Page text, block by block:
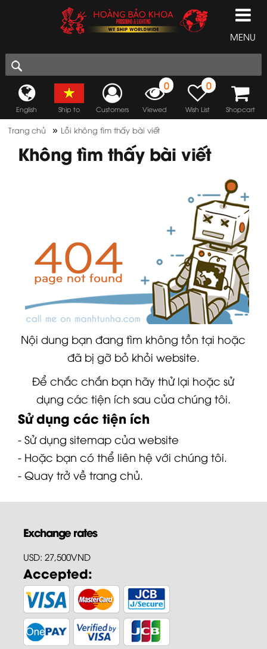
MENU
English Ship to Customers
0
Viewed
0
Wish List Shopcart
Trang chủ » Lỗi không tìm thấy bài viết
Không tìm thấy bài viết
Nội dung bạn đang tìm không tồn tại hoặc
đã bị gỡ bỏ khỏi website.
Để chắc chắn bạn hãy thử lại hoặc sử
dụng các tiện ích sau của chúng tôi.
Sử dụng các tiện ích
- Sử dụng sitemapcủa website
- Hoặc bạn có thể liên hệ với chúng tôi.
- Quay trở về trang chủ.
Exchange rates
USD: 27,500VND
Accepted: